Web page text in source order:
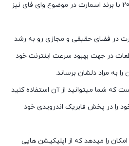
مانیتور فابریک سانتافه 2008 با برند اسمارت در موضوع وای فای نیز
در فضای حقیقی و مجازی رو به رشد
در جهت بهبود سرعت اینترنت خود
به مراد دلشان برساند.
که شما میتوانید از آن استفاده کنید
را در پخش فابریک اندرویدی خود
را میدهد که از اپلیکیشن هایی